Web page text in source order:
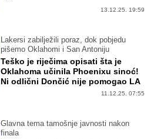
13.12.25. 19:59
Lakersi zabilježili poraz, dok pobjedu
pišemo Oklahomi i San Antoniju
Teško je riječima opisati šta je
Oklahoma učinila Phoenixu sinoć!
Ni odlični Dončić nije pomogao LA
11.12.25. 07:55
Glavna tema tamošnje javnosti nakon
finala